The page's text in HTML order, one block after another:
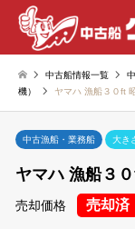
中古船情報一覧
機）
ヤマハ 漁船３０ft
中古漁船・業務船 大き
ヤマハ 漁船３
売却価格 売却済